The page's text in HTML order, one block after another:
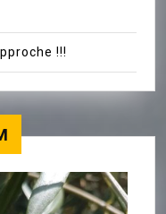
!!!